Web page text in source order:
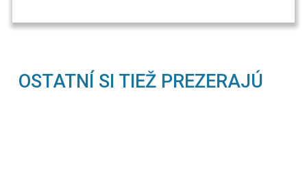
OSTATNÍ SI TIEŽ PREZERAJÚ